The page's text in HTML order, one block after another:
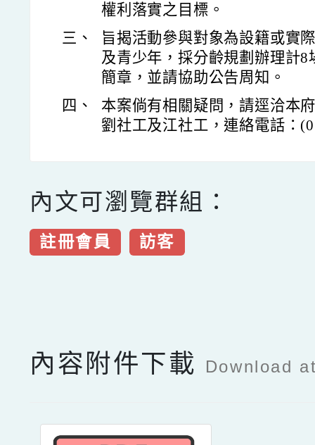
權利落實之目標。
三、
旨揭活動參與對象為設籍或實
及青少年，採分齡規劃辦理計
簡章，並請協助公告周知。
四、
本案倘有相關疑問，請逕洽本
劉社工及江社工，連絡電話：
內文可瀏覽群組：
註冊會員 訪客
內容附件下載 Download